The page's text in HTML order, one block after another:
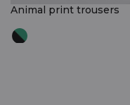
Animal print trousers